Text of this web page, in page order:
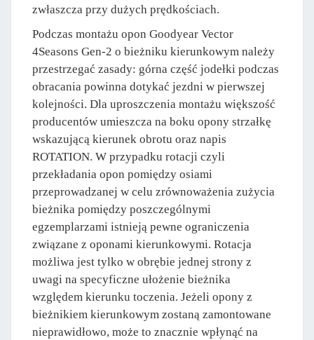
zwłaszcza przy dużych prędkościach.
Podczas montażu opon Goodyear Vector
4Seasons Gen-2 o bieżniku kierunkowym należy
przestrzegać zasady: górna część jodełki podczas
obracania powinna dotykać jezdni w pierwszej
kolejności. Dla uproszczenia montażu większość
producentów umieszcza na boku opony strzałkę
wskazującą kierunek obrotu oraz napis
ROTATION. W przypadku rotacji czyli
przekładania opon pomiędzy osiami
przeprowadzanej w celu zrównoważenia zużycia
bieżnika pomiędzy poszczególnymi
egzemplarzami istnieją pewne ograniczenia
związane z oponami kierunkowymi. Rotacja
możliwa jest tylko w obrębie jednej strony z
uwagi na specyficzne ułożenie bieżnika
względem kierunku toczenia. Jeżeli opony z
bieżnikiem kierunkowym zostaną zamontowane
nieprawidłowo, może to znacznie wpłynąć na